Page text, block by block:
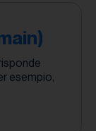
esempio,